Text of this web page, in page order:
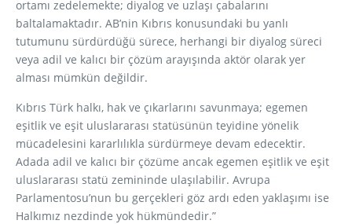
ortamı zedelemekte; diyalog ve uzlaşı çabalarını
baltalamaktadır. AB’nin Kıbrıs konusundaki bu yanlı
tutumunu sürdürdüğü sürece, herhangi bir diyalog süreci
veya adil ve kalıcı bir çözüm arayışında aktör olarak yer
alması mümkün değildir.
Kıbrıs Türk halkı, hak ve çıkarlarını savunmaya; egemen
eşitlik ve eşit uluslararası statüsünün teyidine yönelik
mücadelesini kararlılıkla sürdürmeye devam edecektir.
Adada adil ve kalıcı bir çözüme ancak egemen eşitlik ve eşit
uluslararası statü zemininde ulaşılabilir. Avrupa
Parlamentosu’nun bu gerçekleri göz ardı eden yaklaşımı ise
Halkımız nezdinde yok hükmündedir.”